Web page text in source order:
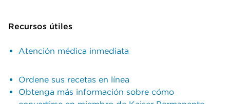
Recursos útiles
Atención médica inmediata
Ordene sus recetas en línea
Obtenga más información sobre cómo